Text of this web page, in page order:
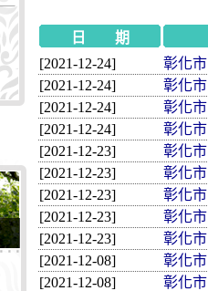
日 期
[2021-12-24]
彰化
[2021-12-24]
彰化
[2021-12-24]
彰化
[2021-12-24]
彰化
[2021-12-23]
彰化
[2021-12-23]
彰化
[2021-12-23]
彰化
[2021-12-23]
彰化
[2021-12-23]
彰化
[2021-12-08]
彰化
[2021-12-08]
彰化